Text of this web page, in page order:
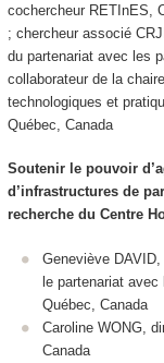
cochercheur RETInES,
; chercheur associé
du partenariat avec les
collaborateur de la
technologiques et
Québec, Canada
Soutenir le pouvoir
d’infrastructures de
recherche du Centre
Geneviève
le partenariat
Québec, Canada
Caroline WONG,
Canada